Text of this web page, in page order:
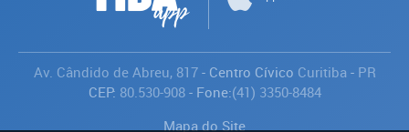
Av. Cândido de Abreu, 817- Centro Cívico Curitiba- PR
CEP: 80.530-908- Fone:(41) 3350-8484
Mapa do Site